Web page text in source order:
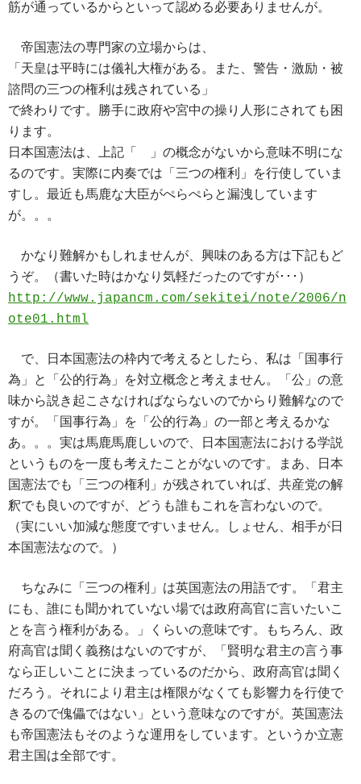
筋が通っているからといって認める必要ありませんが。
帝国憲法の専門家の立場からは、
「天皇は平時には儀礼大権がある。また、警告・激励・被
諮問の三つの権利は残されている」
で終わりです。勝手に政府や宮中の操り人形にされても困
ります。
日本国憲法は、上記「 」の概念がないから意味不明にな
るのです。実際に内奏では「三つの権利」を行使していま
すし。最近も馬鹿な大臣がぺらぺらと漏洩しています
が。。。
かなり難解かもしれませんが、興味のある方は下記もど
うぞ。（書いた時はかなり気軽だったのですが･･･）
http://www.japancm.com/sekitei/note/2006/n
ote01.html
で、日本国憲法の枠内で考えるとしたら、私は「国事行
為」と「公的行為」を対立概念と考えません。「公」の意
味から説き起こさなければならないのでからり難解なので
すが。「国事行為」を「公的行為」の一部と考えるかな
あ。。。実は馬鹿馬鹿しいので、日本国憲法における学説
というものを一度も考えたことがないのです。まあ、日本
国憲法でも「三つの権利」が残されていれば、共産党の解
釈でも良いのですが、どうも誰もこれを言わないので。
（実にいい加減な態度ですいません。しょせん、相手が日
本国憲法なので。）
ちなみに「三つの権利」は英国憲法の用語です。「君主
にも、誰にも聞かれていない場では政府高官に言いたいこ
とを言う権利がある。」くらいの意味です。もちろん、政
府高官は聞く義務はないのですが、「賢明な君主の言う事
なら正しいことに決まっているのだから、政府高官は聞く
だろう。それにより君主は権限がなくても影響力を行使で
きるので傀儡ではない」という意味なのですが。英国憲法
も帝国憲法もそのような運用をしています。というか立憲
君主国は全部です。